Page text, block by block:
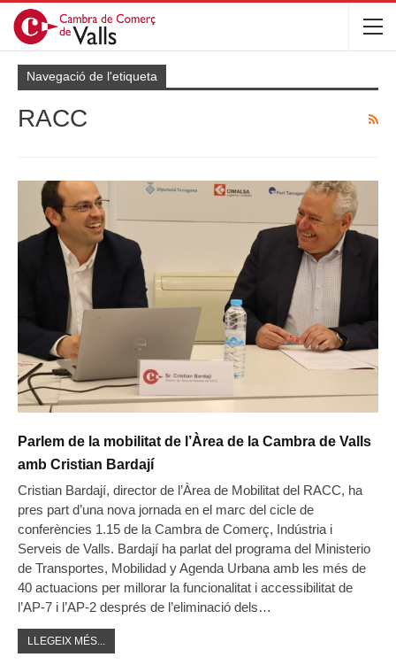
Navegació de l'etiqueta
RACC
Parlem de la mobilitat de l’Àrea de la Cambra de Valls
amb Cristian Bardají
Cristian Bardají, director de l’Àrea de Mobilitat del RACC, ha
pres part d’una nova jornada en el marc del cicle de
conferències 1.15 de la Cambra de Comerç, Indústria i
Serveis de Valls. Bardají ha parlat del programa del Ministerio
de Transportes, Mobilidad y Agenda Urbana amb les més de
40 actuacions per millorar la funcionalitat i accessibilitat de
l’AP-7 i l’AP-2 després de l’eliminació dels…
LLEGEIX MÉS...